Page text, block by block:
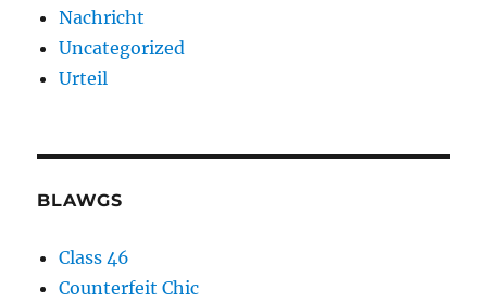
Nachricht
Uncategorized
Urteil
BLAWGS
Class 46
Counterfeit Chic